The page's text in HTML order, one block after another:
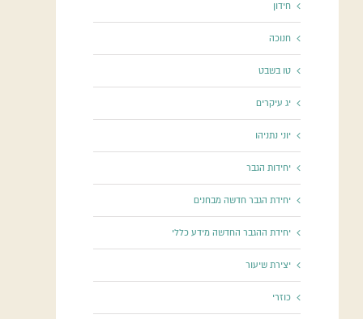
חידון
חנוכה
טו בשבט
יג עיקרים
יוני נתניהו
יחידות הגבר
יחידת הגבר חדשה מבחנים
יחידת ההגבר החדשה מידע כללי
יצירת שיעור
כוזרי